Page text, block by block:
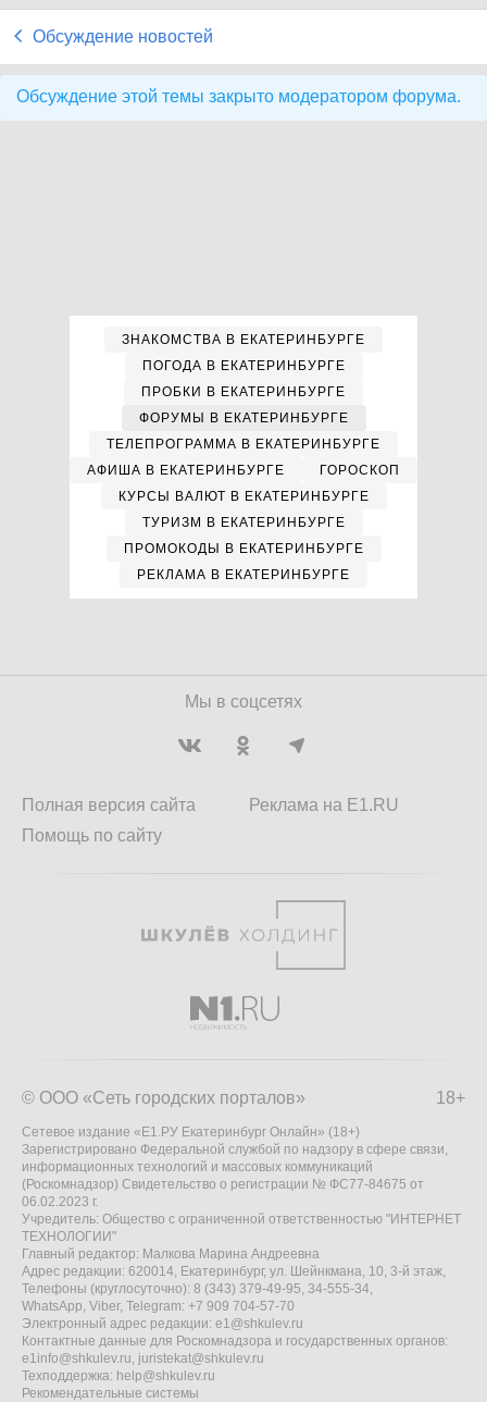
Обсуждение новостей
Обсуждение этой темы закрыто модератором форума.
ЗНАКОМСТВА В ЕКАТЕРИНБУРГЕ
ПОГОДА В ЕКАТЕРИНБУРГЕ
ПРОБКИ В ЕКАТЕРИНБУРГЕ
ФОРУМЫ В ЕКАТЕРИНБУРГЕ
ТЕЛЕПРОГРАММА В ЕКАТЕРИНБУРГЕ
АФИША В ЕКАТЕРИНБУРГЕ
ГОРОСКОП
КУРСЫ ВАЛЮТ В ЕКАТЕРИНБУРГЕ
ТУРИЗМ В ЕКАТЕРИНБУРГЕ
ПРОМОКОДЫ В ЕКАТЕРИНБУРГЕ
РЕКЛАМА В ЕКАТЕРИНБУРГЕ
Мы в соцсетях
Полная версия сайта
Помощь по сайту
Реклама на E1.RU
18+
© ООО «Сеть городских порталов»
Сетевое издание «Е1.РУ Екатеринбург Онлайн» (18+)
Зарегистрировано Федеральной службой по надзору в сфере связи,
информационных технологий и массовых коммуникаций
(Роскомнадзор) Свидетельство о регистрации № ФС77-84675 от
06.02.2023 г.
Учредитель: Общество с ограниченной ответственностью "ИНТЕРНЕТ
ТЕХНОЛОГИИ"
Главный редактор: Малкова Марина Андреевна
Адрес редакции: 620014, Екатеринбург, ул. Шейнкмана, 10, 3-й этаж,
Телефоны (круглосуточно): 8 (343) 379-49-95, 34-555-34,
WhatsApp, Viber, Telegram: +7 909 704-57-70
Электронный адрес редакции: e1@shkulev.ru
Контактные данные для Роскомнадзора и государственных органов:
e1info@shkulev.ru, juristekat@shkulev.ru
Техподдержка: help@shkulev.ru
Рекомендательные системы